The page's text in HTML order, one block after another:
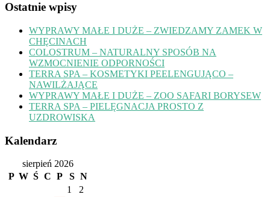
Ostatnie wpisy
WYPRAWY MAŁE I DUŻE – ZWIEDZAMY ZAMEK W
CHĘCINACH
COLOSTRUM – NATURALNY SPOSÓB NA
WZMOCNIENIE ODPORNOŚCI
TERRA SPA – KOSMETYKI PEELENGUJĄCO –
NAWILŻAJĄCE
WYPRAWY MAŁE I DUŻE – ZOO SAFARI BORYSEW
TERRA SPA – PIELĘGNACJA PROSTO Z
UZDROWISKA
Kalendarz
sierpień 2026
P W Ś C P S N
1
2